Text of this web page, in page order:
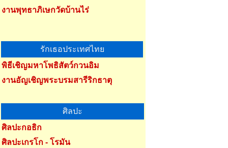
งานพุทธาภิเษกวัดบ้านไร่
รักเธอประเทศไทย
พิธีเชิญมหาโพธิสัตว์กวนอิม
งานอัญเชิญพระบรมสารีริกธาตุ
ศิลปะ
ศิลปะกอธิก
ศิลปะเกรโก - โรมัน